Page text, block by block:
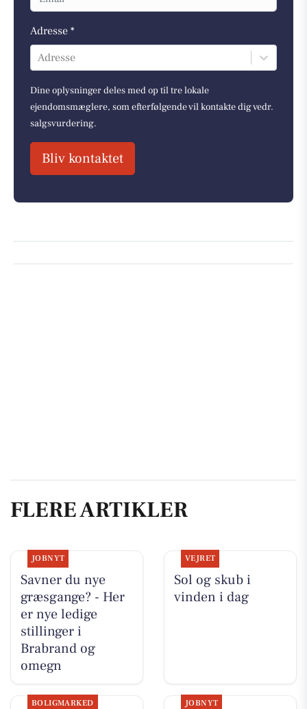
Adresse *
Adresse
Dine oplysninger deles med op til tre lokale
ejendomsmæglere, som efterfølgende vil kontakte dig vedr.
salgsvurdering.
Bliv kontaktet
FLERE ARTIKLER
JOBNYT
Savner du nye
græsgange? - Her
er nye ledige
stillinger i
Brabrand og
omegn
VEJRET
Sol og skub i
vinden i dag
BOLIGMARKED JOBNYT